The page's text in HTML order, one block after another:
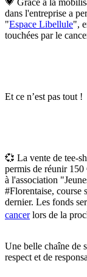
💗 Grâce à la
dans l'entreprise a
"Espace Libellule",
touchées par le
Et ce n’est pas tout !
💞 La vente de tee-
permis de réunir 150
à l'association
#Florentaise, course
dernier. Les fonds
cancerlors de la
Une belle chaîne de
respect et de